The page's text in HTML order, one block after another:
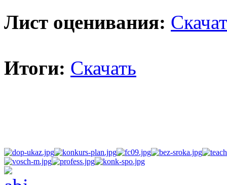
Лист оценивания:
Итоги: Скачать